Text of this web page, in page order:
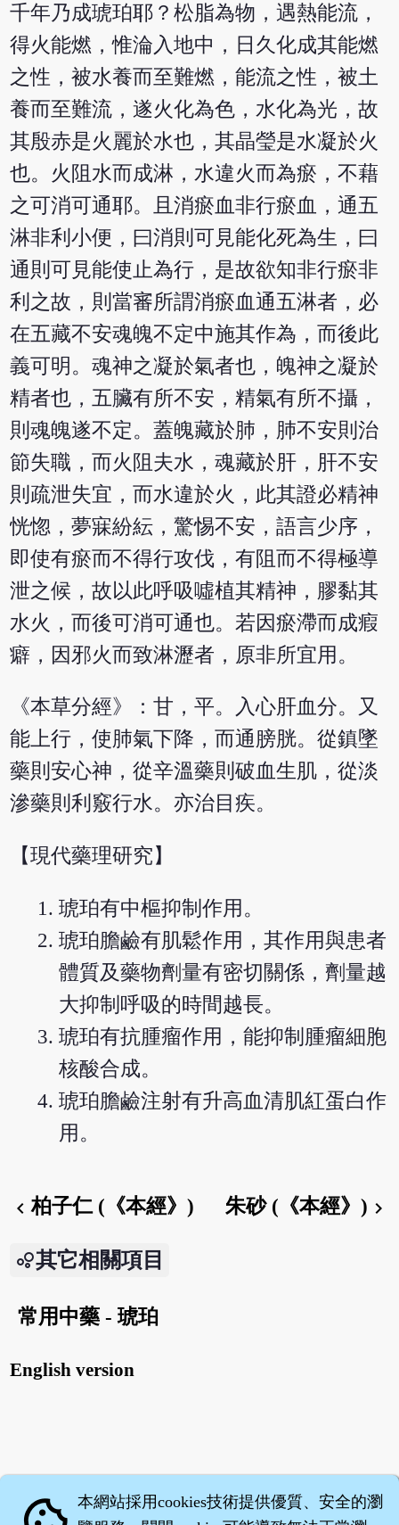
千年乃成琥珀耶？松脂為物，遇熱能流，
得火能燃，惟淪入地中，日久化成其能燃
之性，被水養而至難燃，能流之性，被土
養而至難流，遂火化為色，水化為光，故
其殷赤是火麗於水也，其晶瑩是水凝於火
也。火阻水而成淋，水違火而為瘀，不藉
之可消可通耶。且消瘀血非行瘀血，通五
淋非利小便，曰消則可見能化死為生，曰
通則可見能使止為行，是故欲知非行瘀非
利之故，則當審所謂消瘀血通五淋者，必
在五藏不安魂魄不定中施其作為，而後此
義可明。魂神之凝於氣者也，魄神之凝於
精者也，五臟有所不安，精氣有所不攝，
則魂魄遂不定。蓋魄藏於肺，肺不安則治
節失職，而火阻夫水，魂藏於肝，肝不安
則疏泄失宜，而水違於火，此其證必精神
恍惚，夢寐紛紜，驚惕不安，語言少序，
即使有瘀而不得行攻伐，有阻而不得極導
泄之候，故以此呼吸噓植其精神，膠黏其
水火，而後可消可通也。若因瘀滯而成瘕
癖，因邪火而致淋瀝者，原非所宜用。
《本草分經》：甘，平。入心肝血分。又
能上行，使肺氣下降，而通膀胱。從鎮墜
藥則安心神，從辛溫藥則破血生肌，從淡
滲藥則利竅行水。亦治目疾。
【現代藥理研究】
琥珀有中樞抑制作用。
琥珀膽鹼有肌鬆作用，其作用與患者
體質及藥物劑量有密切關係，劑量越
大抑制呼吸的時間越長。
琥珀有抗腫瘤作用，能抑制腫瘤細胞
核酸合成。
琥珀膽鹼注射有升高血清肌紅蛋白作
用。
chevron_left柏子仁 (《本經》) 朱砂 (《本經》) chevron_right
其它相關項目
常用中藥 - 琥珀
English version
本網站採用cookies技術提供優質、安全的瀏